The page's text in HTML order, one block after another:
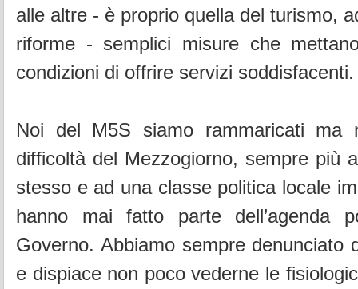
alle altre - è proprio quella del turismo,
riforme - semplici misure che
condizioni di offrire servizi soddisfacenti.
Noi del M5S siamo rammaricati ma
difficoltà del Mezzogiorno, sempre più
stesso e ad una classe politica locale
hanno mai fatto parte dell’agenda
Governo. Abbiamo sempre denunciato
e dispiace non poco vederne le